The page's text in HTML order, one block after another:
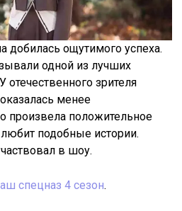
добилась ощутимого успеха.
одной из лучших
зрителя
менее
произвела положительное
любит подобные истории.
в шоу.
спецназ 4 сезон.